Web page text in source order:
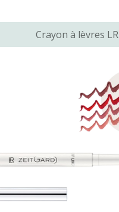
Crayon à lèvres LR